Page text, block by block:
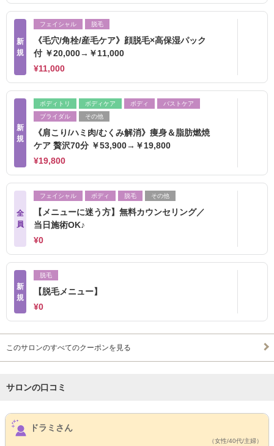
新
規
フェイシャル 脱毛
《毛穴/角栓/産毛ケア》顔脱毛×高保湿パック
付 ￥20,000→￥11,000
¥11,000
新
規
ボディトリ ボディケア ボディ
バストケア
ブライダル
その他
《肩こり/ハミ肉/むくみ解消》痩身＆脂肪燃焼
ケア 贅沢70分 ￥53,900→￥19,800
¥19,800
全
員
フェイシャル ボディ 脱毛 その他
【メニューに迷う方】無料カウンセリング／
当日施術OK♪
¥0
新
規
脱毛
【脱毛メニュー】
¥0
このサロンのすべてのクーポンを見る
サロンの口コミ
サロンPick Up
ドラミさん
（女性/40代/主婦）